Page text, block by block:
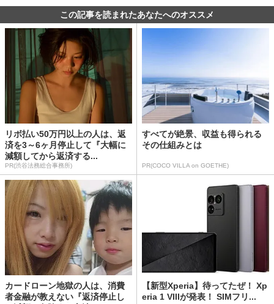
この記事を読まれたあなたへのオススメ
リボ払い50万円以上の人は、返
済を3～6ヶ月停止して『大幅に
減額してから返済する...
PR(渋谷法務総合事務所)
すべてが絶景、収益も得られる
その仕組みとは
PR(COCO VILLA on GOETHE)
カードローン地獄の人は、消費
者金融が教えない『返済停止し
【新型Xperia】待ってたぜ！ Xp
eria 1 VIIIが発表！ SIMフリ...